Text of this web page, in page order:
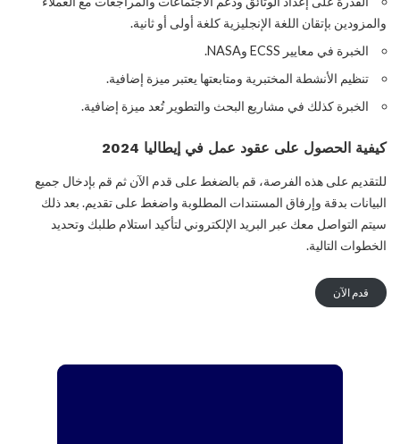
والمزودين بإتقان اللغة الإنجليزية كلغة أولى أو ثانية.
الخبرة في معايير ECSS وNASA.
تنظيم الأنشطة المختبرية ومتابعتها يعتبر ميزة إضافية.
الخبرة كذلك في مشاريع البحث والتطوير تُعد ميزة إضافية.
كيفية الحصول على عقود عمل في إيطاليا 2024
للتقديم على هذه الفرصة، قم بالضغط على قدم الآن ثم قم بإدخال جميع
البيانات بدقة وإرفاق المستندات المطلوبة واضغط على تقديم. بعد ذلك
سيتم التواصل معك عبر البريد الإلكتروني لتأكيد استلام طلبك وتحديد
الخطوات التالية.
قدم الآن